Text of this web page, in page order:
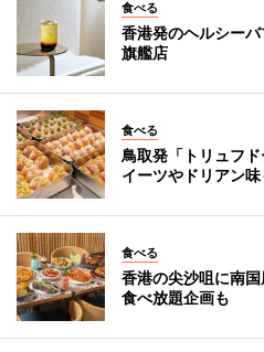
食べる
香港発のヘルシー
旗艦店
食べる
鳥取発「トリュフ
イーツやドリアン味
食べる
香港の尖沙咀に南
食べ放題企画も